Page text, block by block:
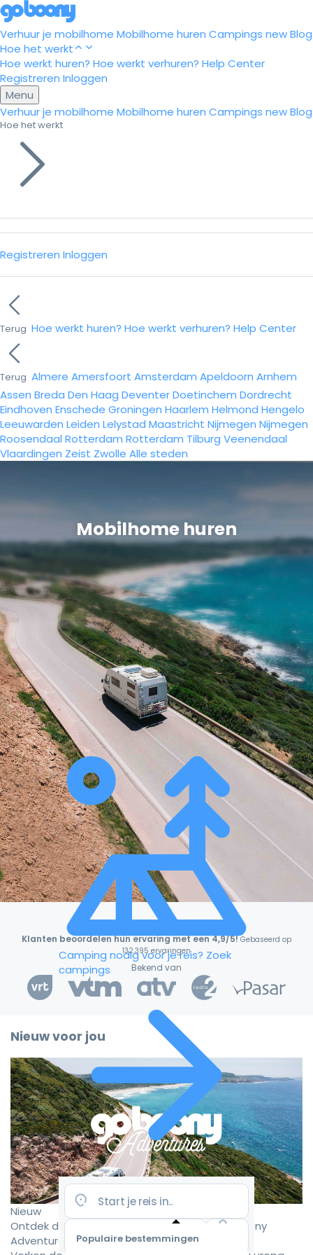
Verhuur je mobilhome Mobilhome huren Campings newBlog
Hoe het werkt
Hoe werkt huren? Hoe werkt verhuren? Help Center
Registreren Inloggen
Menu
Verhuur je mobilhome Mobilhome huren Campings newBlog
Hoe het werkt
Registreren Inloggen
Terug Hoe werkt huren? Hoe werkt verhuren? Help Center
Terug Almere Amersfoort Amsterdam Apeldoorn Arnhem
Assen Breda Den Haag DeventerDoetinchem Dordrecht
Eindhoven Enschede Groningen Haarlem Helmond Hengelo
Leeuwarden Leiden Lelystad Maastricht Nijmegen Nijmegen
Roosendaal Rotterdam Rotterdam Tilburg Veenendaal
Vlaardingen Zeist Zwolle Alle steden
Camping nodig voor je reis? Zoek
campings
Populaire bestemmingen
Mobilhome huren
Klanten beoordelen hun ervaring met een 4,9/5! Gebaseerd op
132.395 ervaringen
Bekend van
Nieuw voor jou
Nieuw
Ontdek de mooiste camperroutes met Goboony
Adventures